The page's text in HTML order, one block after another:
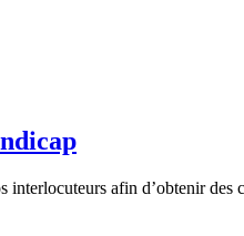
afin d’obtenir des